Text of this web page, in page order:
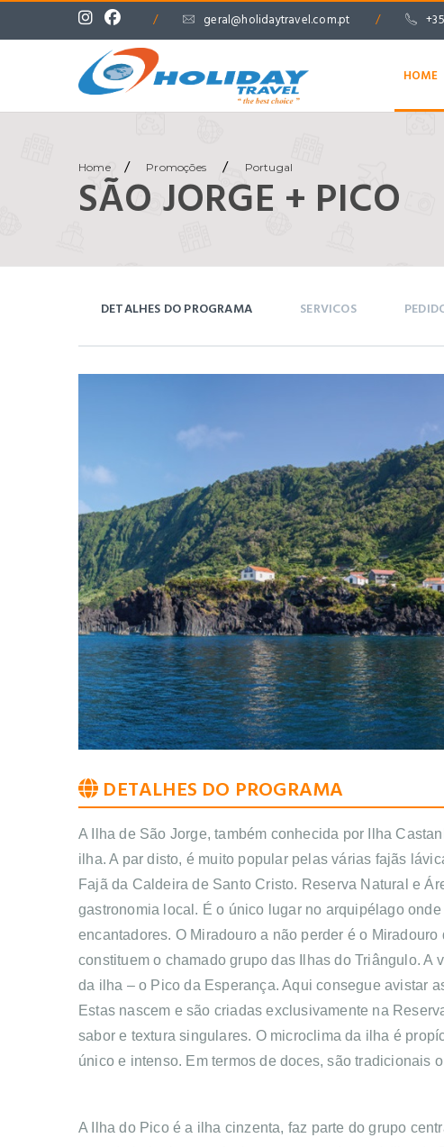
/ geral@holidaytravel.com.pt /
HOME
Home / Promoções / Portugal
SÃO JORGE + PICO
DETALHES DO PROGRAMA SERVICOS
DETALHES DO PROGRAMA
A Ilha de São Jorge, também conhecida por Ilha
ilha. A par disto, é muito popular pelas várias fajãs
Fajã da Caldeira de Santo Cristo. Reserva Natural e
gastronomia local. É o único lugar no arquipélago
encantadores. O Miradouro a não perder é o
constituem o chamado grupo das Ilhas do Triângulo.
da ilha – o Pico da Esperança. Aqui consegue avistar
Estas nascem e são criadas exclusivamente na
sabor e textura singulares. O microclima da ilha é
único e intenso. Em termos de doces, são tradicionais
A Ilha do Pico é a ilha cinzenta, faz parte do grupo